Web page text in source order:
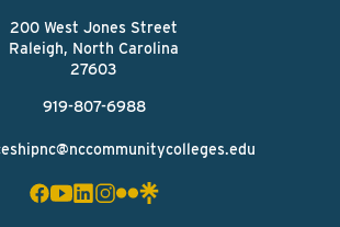
200 West Jones Street
Raleigh, North Carolina
27603
919-807-6988